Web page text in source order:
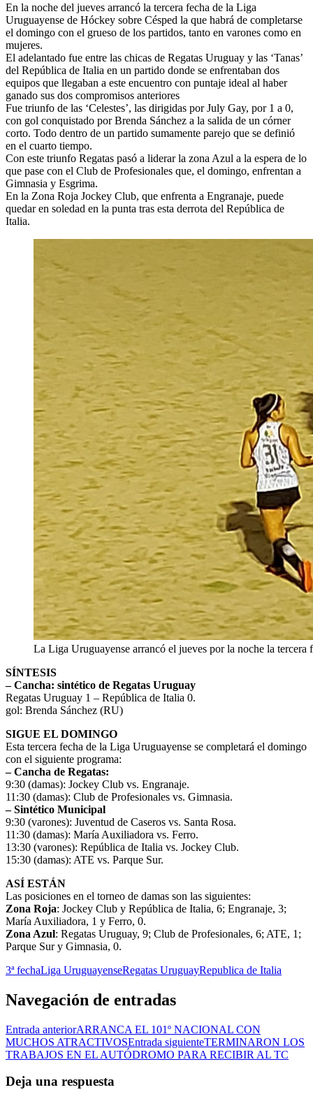
En la noche del jueves arrancó la tercera fecha de la Liga
Uruguayense de Hóckey sobre Césped la que habrá de completarse
el domingo con el grueso de los partidos, tanto en varones como en
mujeres.
El adelantado fue entre las chicas de Regatas Uruguay y las ‘Tanas’
del República de Italia en un partido donde se enfrentaban dos
equipos que llegaban a este encuentro con puntaje ideal al haber
ganado sus dos compromisos anteriores
Fue triunfo de las ‘Celestes’, las dirigidas por July Gay, por 1 a 0,
con gol conquistado por Brenda Sánchez a la salida de un córner
corto. Todo dentro de un partido sumamente parejo que se definió
en el cuarto tiempo.
Con este triunfo Regatas pasó a liderar la zona Azul a la espera de lo
que pase con el Club de Profesionales que, el domingo, enfrentan a
Gimnasia y Esgrima.
En la Zona Roja Jockey Club, que enfrenta a Engranaje, puede
quedar en soledad en la punta tras esta derrota del República de
Italia.
La Liga Uruguayense arrancó el jueves por la noche la
SÍNTESIS
– Cancha: sintético de Regatas Uruguay
Regatas Uruguay 1 – República de Italia 0.
gol: Brenda Sánchez (RU)
SIGUE EL DOMINGO
Esta tercera fecha de la Liga Uruguayense se completará el domingo
con el siguiente programa:
– Cancha de Regatas:
9:30 (damas): Jockey Club vs. Engranaje.
11:30 (damas): Club de Profesionales vs. Gimnasia.
– Sintético Municipal
9:30 (varones): Juventud de Caseros vs. Santa Rosa.
11:30 (damas): María Auxiliadora vs. Ferro.
13:30 (varones): República de Italia vs. Jockey Club.
15:30 (damas): ATE vs. Parque Sur.
ASÍ ESTÁN
Las posiciones en el torneo de damas son las siguientes:
Zona Roja: Jockey Club y República de Italia, 6; Engranaje, 3;
María Auxiliadora, 1 y Ferro, 0.
Zona Azul: Regatas Uruguay, 9; Club de Profesionales, 6; ATE, 1;
Parque Sur y Gimnasia, 0.
3ª fechaLiga UruguayenseRegatas UruguayRepublica de Italia
Navegación de entradas
Entrada anteriorARRANCA EL 101º NACIONAL CON
MUCHOS ATRACTIVOSEntrada siguienteTERMINARON LOS
TRABAJOS EN EL AUTÓDROMO PARA RECIBIR AL TC
Deja una respuesta